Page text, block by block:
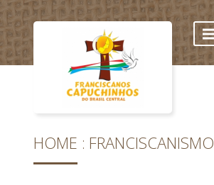
HOME FRANCISCANISMO